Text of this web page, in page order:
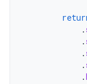
.
.
.
.
.